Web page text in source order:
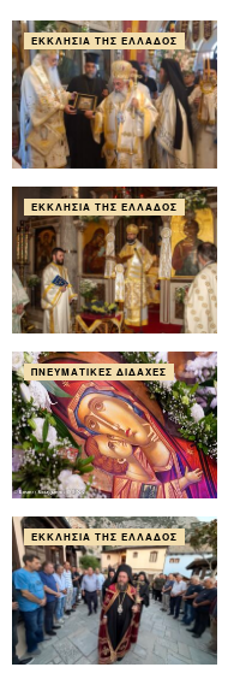
ΕΚΚΛΗΣΊΑ ΤΗΣ ΕΛΛΆΔΟΣ
ΕΚΚΛΗΣΊΑ ΤΗΣ ΕΛΛΆΔΟΣ
ΠΝΕΥΜΑΤΙΚΈΣ ΔΙΔΑΧΈΣ
ΕΚΚΛΗΣΊΑ ΤΗΣ ΕΛΛΆΔΟΣ